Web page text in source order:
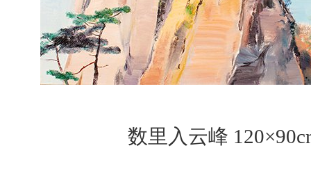
数里入云峰